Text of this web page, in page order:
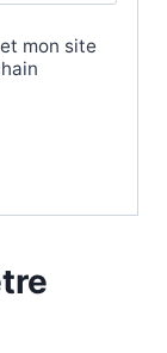
mon site